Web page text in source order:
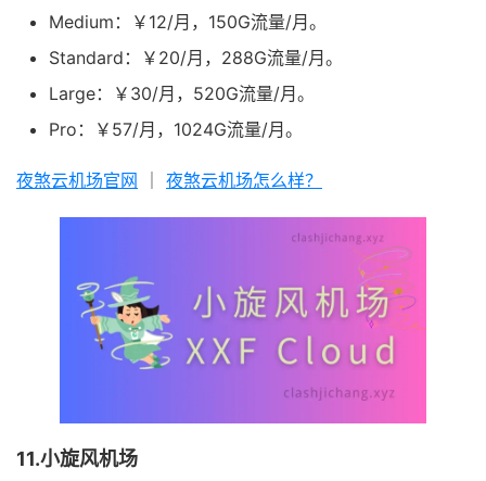
Medium：￥12/月，150G流量/月。
Standard：￥20/月，288G流量/月。
Large：￥30/月，520G流量/月。
Pro：￥57/月，1024G流量/月。
夜煞云机场官网 夜煞云机场怎么样？
11.小旋风机场